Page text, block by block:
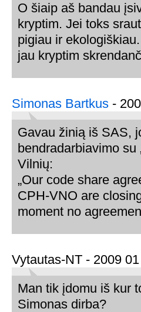
O šiaip aš bandau
kryptim. Jei toks
pigiau ir
jau kryptim
Simonas Bartkus -
Gavau žinią iš SAS,
bendradarbiavimo su
Vilnių:
„Our code share
CPH-VNO are
moment no
Vytautas-NT - 2009
Man tik įdomu iš kur
Simonas dirba?